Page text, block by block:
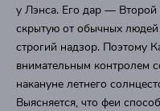
у Лэнса. Его дар — Второй
скрытую от обычных
строгий надзор. Поэтому
внимательным контролем
накануне летнего
Выясняется, что феи